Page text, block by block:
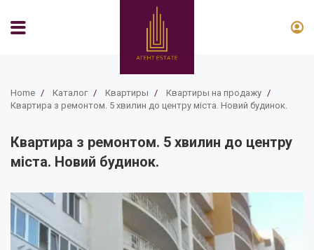
Home / Каталог / Квартиры / Квартиры на продажу /
Квартира з ремонтом. 5 хвилин до центру міста. Новий будинок.
Квартира з ремонтом. 5 хвилин до центру
міста. Новий будинок.